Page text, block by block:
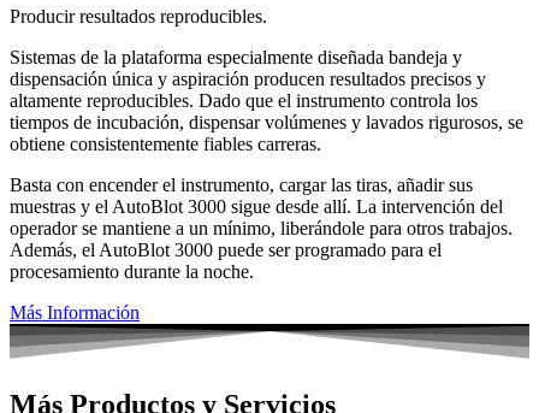
Producir resultados reproducibles.
Sistemas de la plataforma especialmente diseñada bandeja y
dispensación única y aspiración producen resultados precisos y
altamente reproducibles. Dado que el instrumento controla los
tiempos de incubación, dispensar volúmenes y lavados rigurosos, se
obtiene consistentemente fiables carreras.
Basta con encender el instrumento, cargar las tiras, añadir sus
muestras y el AutoBlot 3000 sigue desde allí. La intervención del
operador se mantiene a un mínimo, liberándole para otros trabajos.
Además, el AutoBlot 3000 puede ser programado para el
procesamiento durante la noche.
Más Información
Más Productos y Servicios